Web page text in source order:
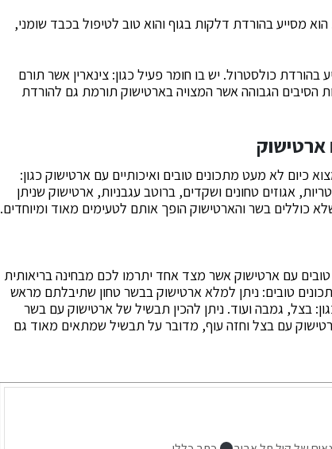
מסייע בהורדת דלקות בגוף והוא טוב לטיפול בכבד שומני,
בהורדת כולסטרול. יש בו חומר פעיל כגון: צינארין אשר תורם
הגבוהה אשר המצויה בארטישוק תורמת גם להורדת
ארטישוק
כיום לא מעט מתכונים טובים ואיכותיים עם ארטישוק כגון:
אגוזים טחונים ושקדים, ברוטב עגבניות, ארטישוק שניתן
כוללים בשר והארטישוק הופך אותם לטעימים מאוד ומיוחדים.
עם ארטישוק אשר מצד אחד יתרמו לכם מבחינה בריאותית
טובים: ניתן למלא ארטישוק בבשר טחון שתיבלתם מראש
בצל, גמבה ועוד. ניתן להכין תבשיל של ארטישוק עם בשר
עם בצל וחזה עוף, מדובר על תבשיל שמתאים מאוד גם